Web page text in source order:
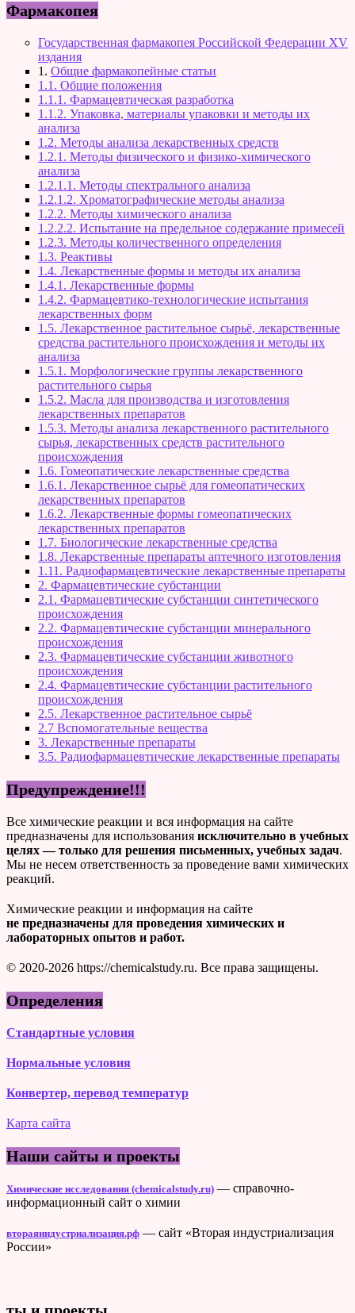
Фармакопея
Государственная фармакопея Российской Федерации XV
издания
1. Общие фармакопейные статьи
1.1. Общие положения
1.1.1. Фармацевтическая разработка
1.1.2. Упаковка, материалы упаковки и методы их
анализа
1.2. Методы анализа лекарственных средств
1.2.1. Методы физического и физико-химического
анализа
1.2.1.1. Методы спектрального анализа
1.2.1.2. Хроматографические методы анализа
1.2.2. Методы химического анализа
1.2.2.2. Испытание на предельное содержание примесей
1.2.3. Методы количественного определения
1.3. Реактивы
1.4. Лекарственные формы и методы их анализа
1.4.1. Лекарственные формы
1.4.2. Фармацевтико-технологические испытания
лекарственных форм
1.5. Лекарственное растительное сырьё, лекарственные
средства растительного происхождения и методы их
анализа
1.5.1. Морфологические группы лекарственного
растительного сырья
1.5.2. Масла для производства и изготовления
лекарственных препаратов
1.5.3. Методы анализа лекарственного растительного
сырья, лекарственных средств растительного
происхождения
1.6. Гомеопатические лекарственные средства
1.6.1. Лекарственное сырьё для гомеопатических
лекарственных препаратов
1.6.2. Лекарственные формы гомеопатических
лекарственных препаратов
1.7. Биологические лекарственные средства
1.8. Лекарственные препараты аптечного изготовления
1.11. Радиофармацевтические лекарственные препараты
2. Фармацевтические субстанции
2.1. Фармацевтические субстанции синтетического
происхождения
2.2. Фармацевтические субстанции минерального
происхождения
2.3. Фармацевтические субстанции животного
происхождения
2.4. Фармацевтические субстанции растительного
происхождения
2.5. Лекарственное растительное сырьё
2.7 Вспомогательные вещества
3. Лекарственные препараты
3.5. Радиофармацевтические лекарственные препараты
Предупреждение!!!
Все химические реакции и вся информация на сайте
предназначены для использования исключительно в учебных
целях — только для решения письменных, учебных задач.
Мы не несем ответственность за проведение вами химических
реакций.
Химические реакции и информация на сайте
не предназначены для проведения химических и
лабораторных опытов и работ.
© 2020-2026 https://chemicalstudy.ru. Все права защищены.
Определения
Стандартные условия
Нормальные условия
Конвертер, перевод температур
Карта сайта
Наши сайты и проекты
Химические исследования (chemicalstudy.ru) — справочно-
информационный сайт о химии
втораяиндустриализация.рф — сайт «Вторая индустриализация
России»
ты и проекты